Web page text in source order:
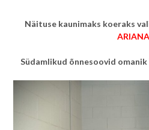
Näituse kaunimaks koeraks
ARIANA
Südamlikud õnnesoovid